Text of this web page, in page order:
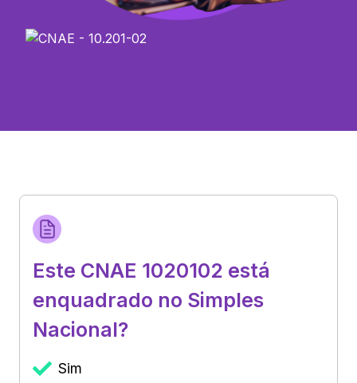
Este CNAE 1020102 está
enquadrado no Simples
Nacional?
Sim